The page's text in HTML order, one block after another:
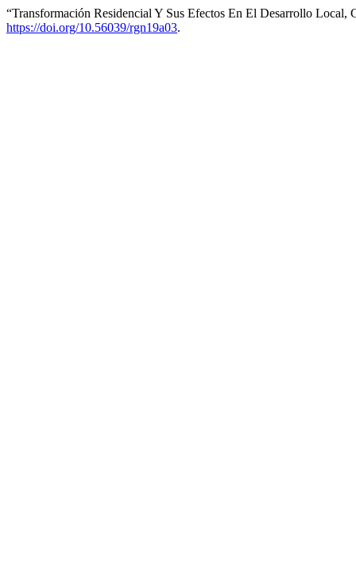
“Transformación Residencial Y Sus Efectos En El Desarrollo Local,
https://doi.org/10.56039/rgn19a03.